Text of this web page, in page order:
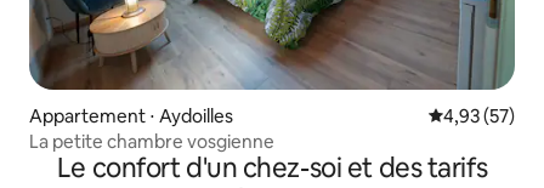
Appartement ⋅ Aydoilles Évaluation
4,93 (57)
La petite chambre vosgienne
Le confort d'un chez-soi et des tarifs